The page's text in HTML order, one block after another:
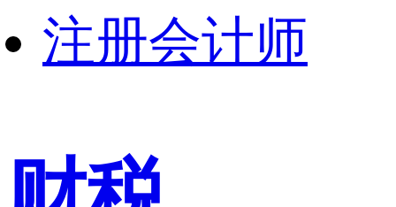
注册会计师